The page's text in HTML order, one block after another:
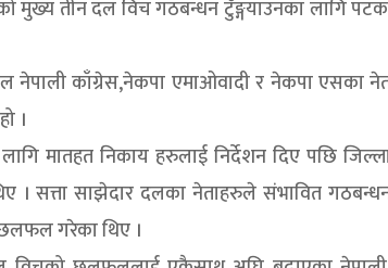
मुख्य तीन दल विच गठबन्धन टुँङ्गयाउनका लागि
नेपाली काँग्रेस,नेकपा एमाओवादी र नेकपा
।
मातहत निकाय हरुलाई निर्देशन दिए पछि
। सत्ता साझेदार दलका नेताहरुले संभावित
गरेका थिए ।